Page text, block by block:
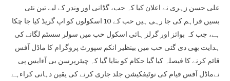
علی حسن زہری نے اعلان کیا کہ حب، گڈانی اور وندر کے لیے تین نئی
بسیں فراہم کی جا رہی ہیں حب کے 10 اسکولوں کو اپ گریڈ کیا جا چکا
ہے، جب کہ بوائز اور گرلز ہائی اسکول حب میں سولر سسٹم لگانے کی
ہدایت بھی دی گئی حب میں بینظیر انکم سپورٹ پروگرام کا ماڈل آفس
قائم کرنے کا فیصلہ کیا گیا حکام کو بتایا گیا کہ چیئرپرسن بی آءایس پی
نےماڈل آفس قیام کی نوٹیفکیشن جلد جاری کرنے کی یقین دہانی کراءہے